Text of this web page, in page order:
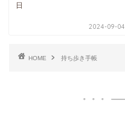
日
2024-09-04
HOME 持ち歩き手帳